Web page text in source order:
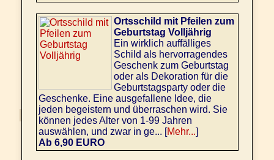
Ortsschild mit Pfeilen zum
Geburtstag Volljährig
Ein wirklich auffälliges
Schild als hervorragendes
Geschenk zum Geburtstag
oder als Dekoration für die
Geburtstagsparty oder die
Geschenke. Eine ausgefallene Idee, die
jeden begeistern und überraschen wird. Sie
können jedes Alter von 1-99 Jahren
auswählen, und zwar in ge... [Mehr...]
Ab 6,90 EURO